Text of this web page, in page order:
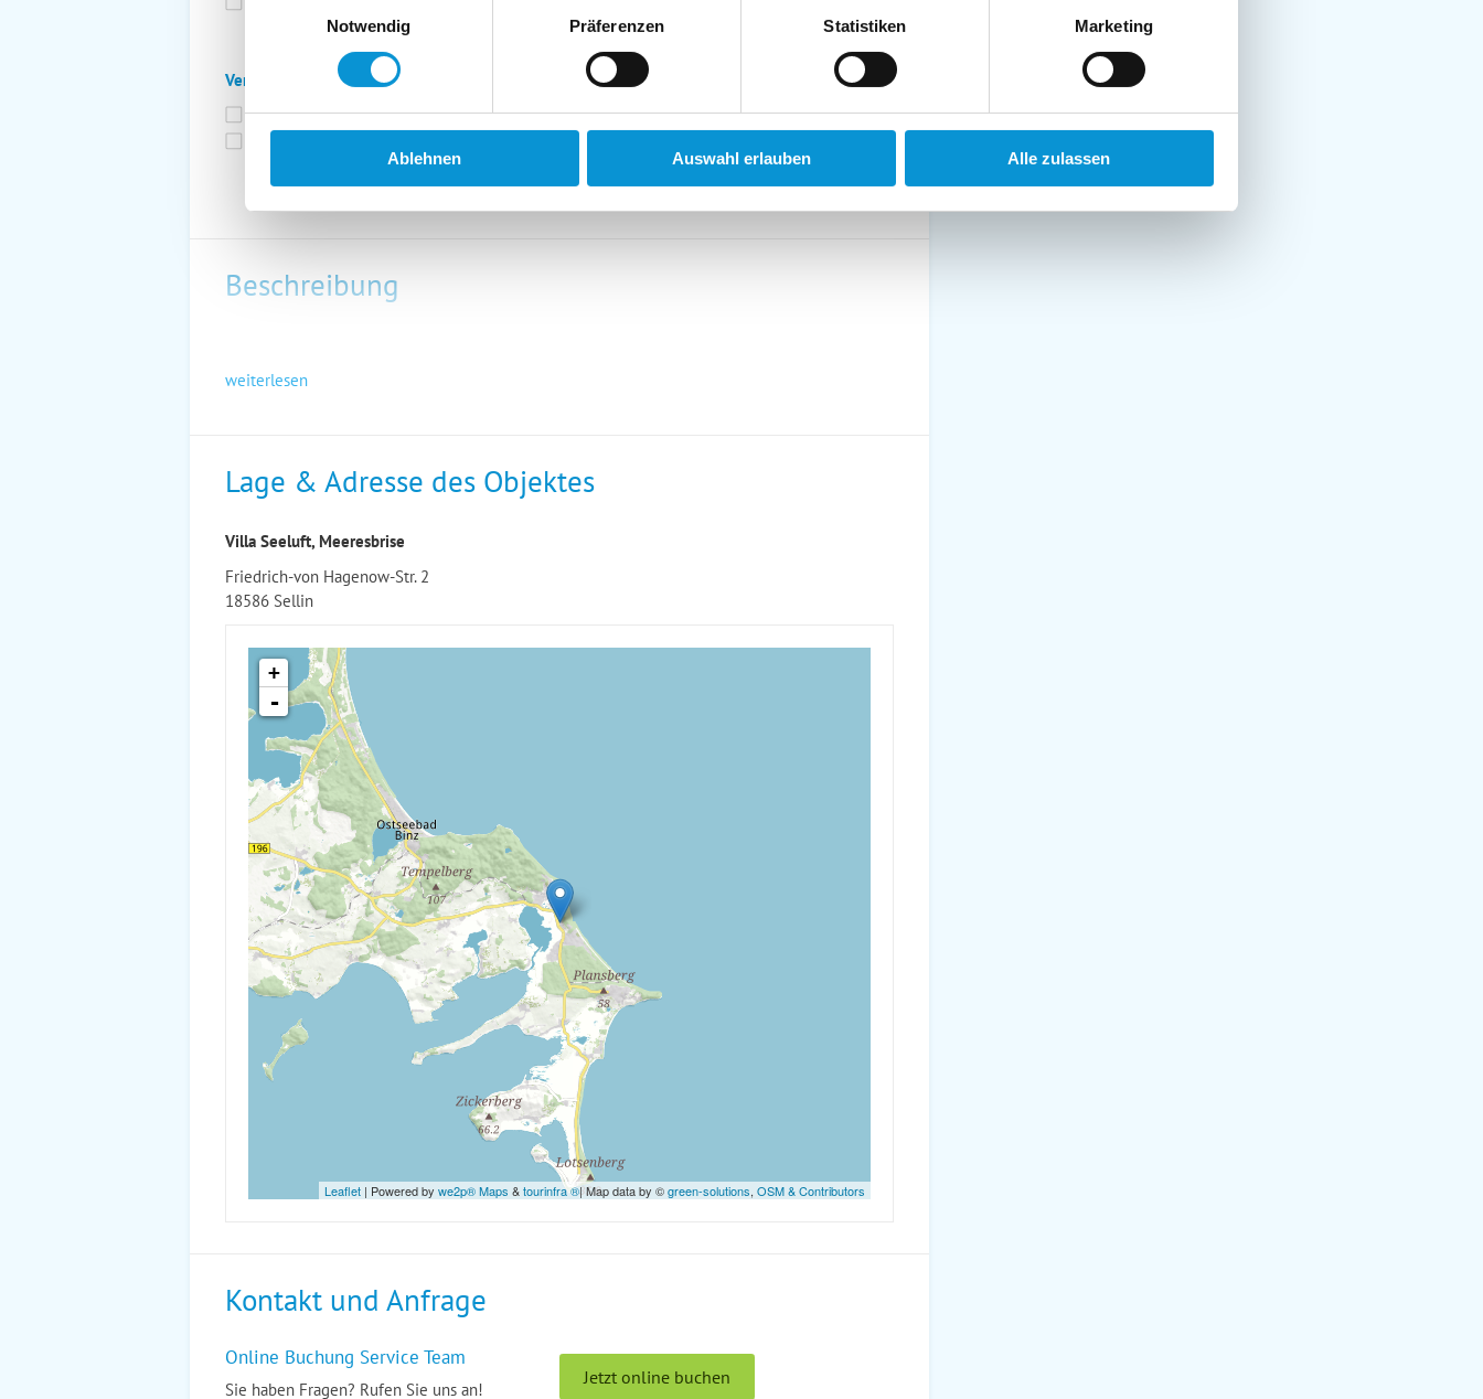
Notwendig
Präferenzen Statistiken Marketing
Ablehnen Auswahl erlauben Alle zulassen
Verpflegung:
Brötchenservice
Frühstück möglich
Halbpension möglich
Vollpension möglich
Beschreibung
weiterlesen
Lage & Adresse des Objektes
Villa Seeluft, Meeresbrise
Friedrich-von Hagenow-Str. 2
18586 Sellin
+
-
Leaflet | Powered by we2p® Maps &tourinfra ®| Map data by ©green-solutions, OSM & Contributors
Kontakt und Anfrage
Online Buchung Service Team
Sie haben Fragen? Rufen Sie uns an!
Jetzt online buchen